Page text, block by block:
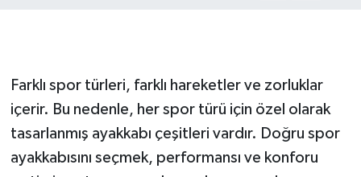
Farklı spor türleri, farklı hareketler ve zorluklar
içerir. Bu nedenle, her spor türü için özel olarak
tasarlanmış ayakkabı çeşitleri vardır. Doğru spor
ayakkabısını seçmek, performansı ve konforu